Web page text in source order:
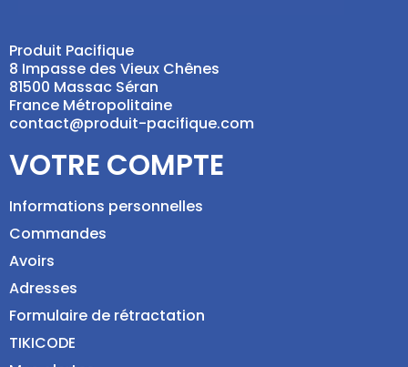
Produit Pacifique
8 Impasse des Vieux Chênes
81500 Massac Séran
France Métropolitaine
contact@produit-pacifique.com
VOTRE COMPTE
Informations personnelles
Commandes
Avoirs
Adresses
Formulaire de rétractation
TIKICODE